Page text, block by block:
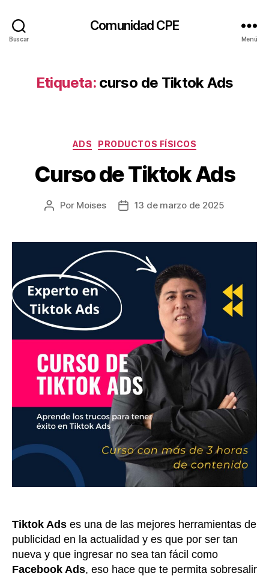
Buscar
Comunidad CPE
Menú
Etiqueta: curso de Tiktok Ads
Categorías
ADS PRODUCTOS FÍSICOS
Curso de Tiktok Ads
Autor
entrada
Por Moises
Fecha
entrada
13 de marzo de 2025
Tiktok Ads es una de las mejores herramientas de
publicidad en la actualidad y es que por ser tan
nueva y que ingresar no sea tan fácil como
Facebook Ads, eso hace que te permita sobresalir